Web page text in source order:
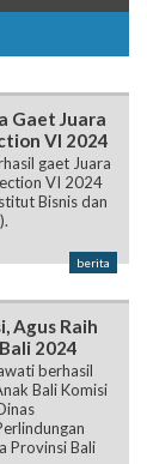
Gaet Juara
VI 2024
gaet Juara
VI 2024
Bisnis dan
berita
Agus Raih
2024
berhasil
Bali Komisi
Provinsi Bali